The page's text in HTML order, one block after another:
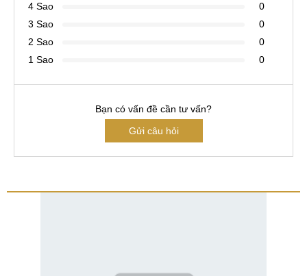
4 Sao
0
3 Sao
0
2 Sao
0
1 Sao
0
Bạn có vấn đề cần tư vấn?
Gửi câu hỏi